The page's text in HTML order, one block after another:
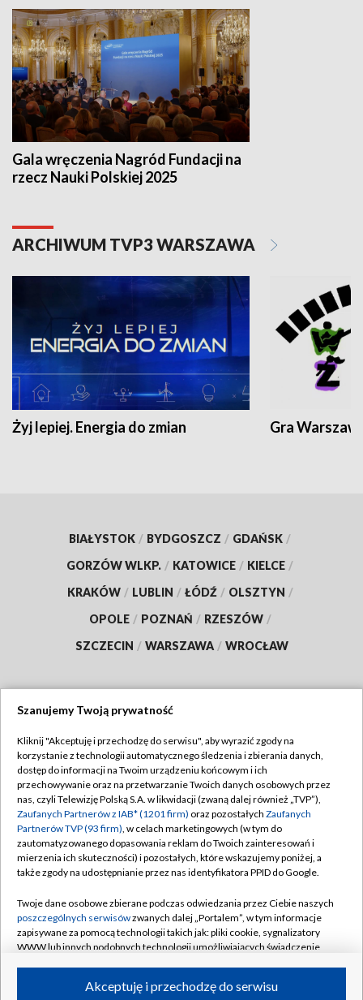
Gala wręczenia Nagród Fundacji na
rzecz Nauki Polskiej 2025
ARCHIWUM TVP3 WARSZAWA
Żyj lepiej. Energia do zmian Gra
BIAŁYSTOK / BYDGOSZCZ / GDAŃSK /
GORZÓW WLKP. / KATOWICE / KIELCE /
KRAKÓW / LUBLIN / ŁÓDŹ / OLSZTYN /
OPOLE / POZNAŃ / RZESZÓW /
SZCZECIN / WARSZAWA / WROCŁAW
TVP
Abonament TVP
Emisja w TVP
Centrum informacji TVP
Naziemna Telewizja Cyfrowa
Rada Programowa
System NOS
Informacje o nadawcy
Program dla prasy
Regulamin TVP
Polityka prywatności
Moje zgody
Pomoc
Kontakt
Kanały
Szanujemy Twoją prywatność
Kliknij "Akceptuję i przechodzę do serwisu", aby wyrazić zgody na
korzystanie z technologii automatycznego śledzenia i zbierania danych,
dostęp do informacji na Twoim urządzeniu końcowym i ich
przechowywanie oraz na przetwarzanie Twoich danych osobowych przez
nas, czyli Telewizję Polską S.A. w likwidacji (zwaną dalej również „TVP”),
Zaufanych Partnerów z IAB* (1201 firm) oraz pozostałych Zaufanych
Partnerów TVP (93 firm), w celach marketingowych (w tym do
zautomatyzowanego dopasowania reklam do Twoich zainteresowań i
mierzenia ich skuteczności) i pozostałych, które wskazujemy poniżej, a
także zgody na udostępnianie przez nas identyfikatora PPID do Google.
Twoje dane osobowe zbierane podczas odwiedzania przez Ciebie naszych
poszczególnych serwisówzwanych dalej „Portalem”, w tym informacje
zapisywane za pomocą technologii takich jak: pliki cookie, sygnalizatory
WWW lub innych podobnych technologii umożliwiających świadczenie
ruchu w Internecie.Akceptuję i przechodzę do serwisu